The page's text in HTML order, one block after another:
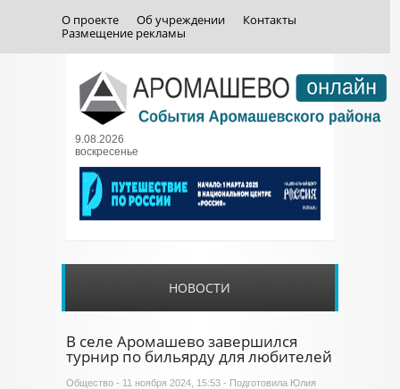
О проекте Об учреждении
Контакты
Размещение рекламы
9.08.2026
воскресенье
НОВОСТИ
В селе Аромашево завершился
турнир по бильярду для любителей
Общество - 11 ноября 2024, 15:53 - Подготовила Юлия